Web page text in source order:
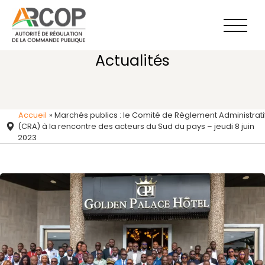
contenu
Actualités
Accueil » Marchés publics : le Comité de Règlement
(CRA) à la rencontre des acteurs du Sud du pays – jeudi 8 juin
2023